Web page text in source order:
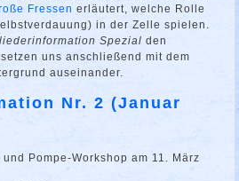
Fressen erläutert, welche Rolle
in der Zelle spielen.
Spezial den
uns anschließend mit dem
auseinander.
Nr. 2 (Januar
Pompe-Workshop am 11. März